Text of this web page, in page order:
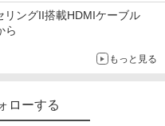
ングII搭載HDMIケーブル
ら
もっと見る
ローする